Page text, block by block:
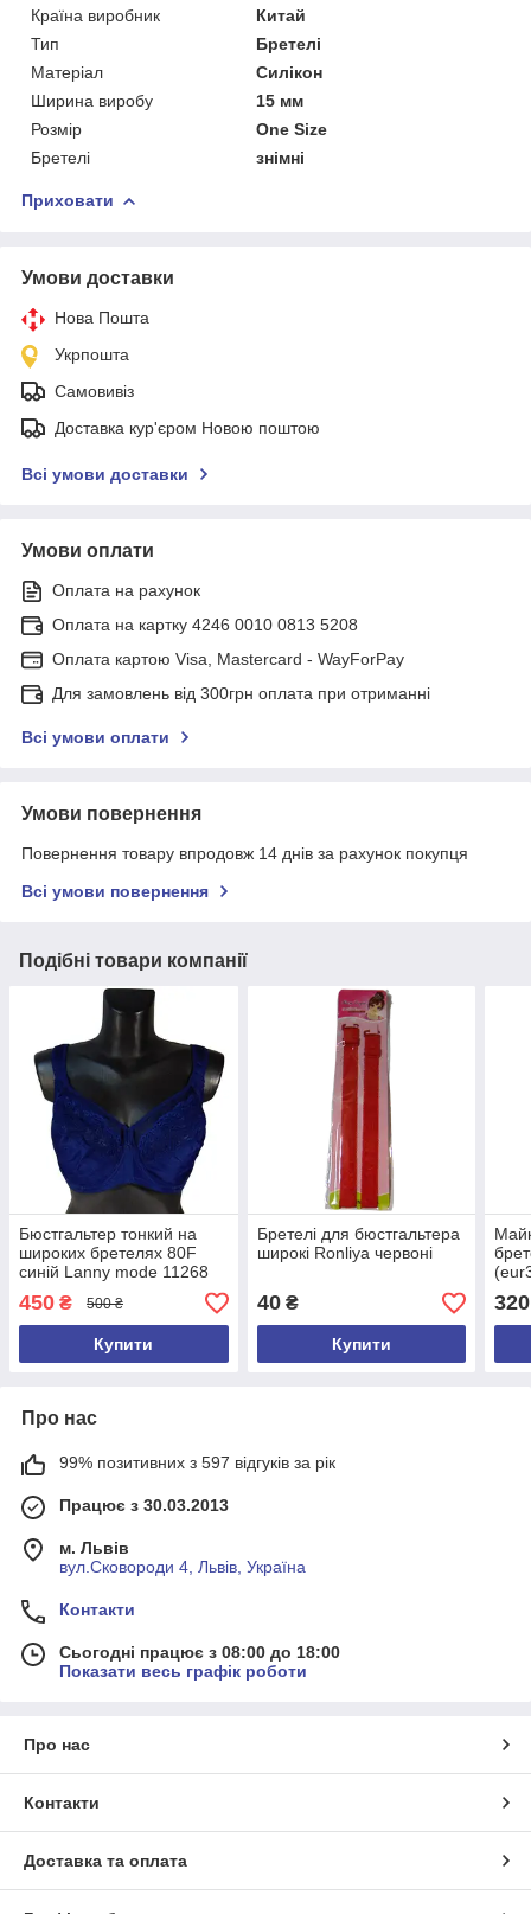
Країна виробник
Китай
Тип
Бретелі
Матеріал
Силікон
Ширина виробу
15 мм
Розмір
One Size
Бретелі
знімні
Приховати
Умови доставки
Нова Пошта
Укрпошта
Самовивіз
Доставка кур'єром Новою поштою
Всі умови доставки
Умови оплати
Оплата на рахунок
Оплата на картку 4246 0010 0813 5208
Оплата картою Visa, Mastercard - WayForPay
Для замовлень від 300грн оплата при отриманні
Всі умови оплати
Умови повернення
Повернення товару впродовж 14 днів за рахунок покупця
Всі умови повернення
Подібні товари компанії
Бюстгальтер тонкий на
широких бретелях 80F
синій Lanny mode 11268
450 ₴ 500 ₴
Купити
Бретелі для бюстгальтера
широкі Ronliya червоні
40₴
Купити
320
Про нас
99% позитивних з 597 відгуків за рік
Працює з 30.03.2013
м. Львів
вул.Сковороди 4, Львів, Україна
Контакти
Сьогодні працює з 08:00 до 18:00
Показати весь графік роботи
Про нас
Контакти
Доставка та оплата